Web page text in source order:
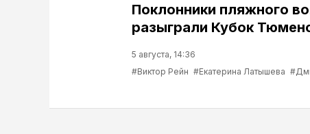
Поклонники пляжного
разыграли Кубок
5 августа, 14:36
#Виктор Рейн #Екатерина Латышева